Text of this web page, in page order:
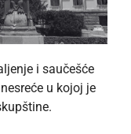
i saučešće
u kojoj je